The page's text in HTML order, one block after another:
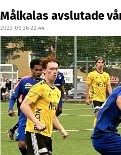
Målkalas avslutade
2023-06-26 22:44